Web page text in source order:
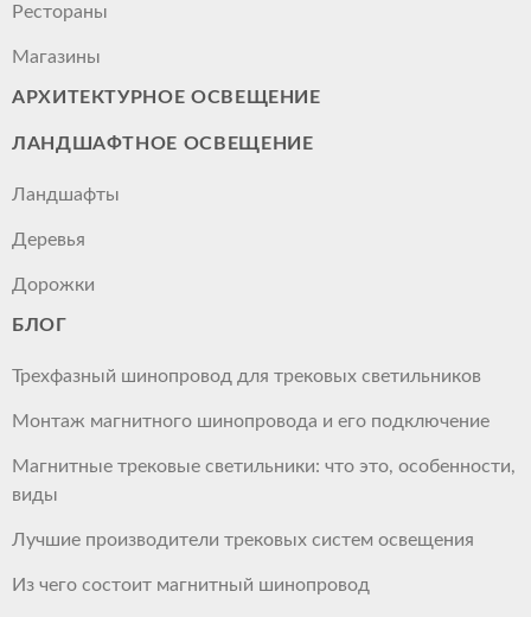
Рестораны
Магазины
АРХИТЕКТУРНОЕ ОСВЕЩЕНИЕ
ЛАНДШАФТНОЕ ОСВЕЩЕНИЕ
Ландшафты
Деревья
Дорожки
БЛОГ
Трехфазный шинопровод для трековых светильников
Монтаж магнитного шинопровода и его подключение
Магнитные трековые светильники: что это, особенности,
виды
Лучшие производители трековых систем освещения
Из чего состоит магнитный шинопровод